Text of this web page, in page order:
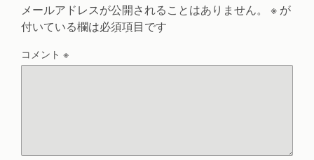
メールアドレスが公開されることはありません。 ※ が
付いている欄は必須項目です
コメント ※